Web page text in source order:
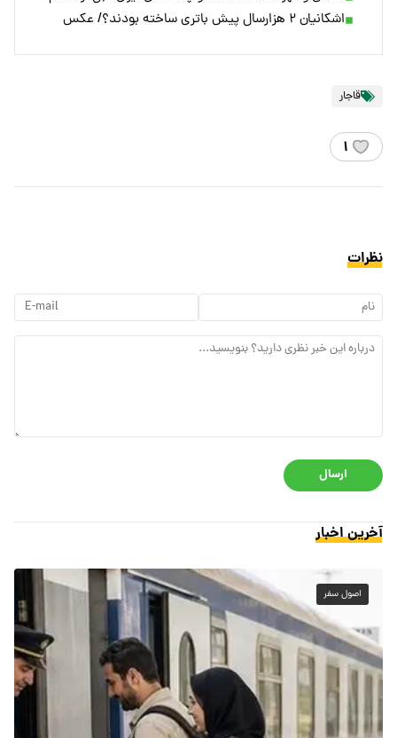
اشکانیان ۲ هزارسال پیش باتری ساخته بودند؟/ عکس
قاجار
۱
نظرات
ارسال
آخرین اخبار
اصول سفر